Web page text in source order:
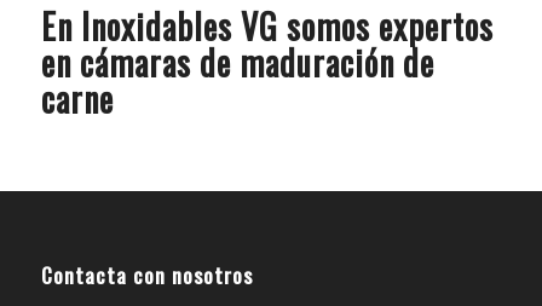
En Inoxidables VG somos expertos
en cámaras de maduración de
carne
Contacta con nosotros